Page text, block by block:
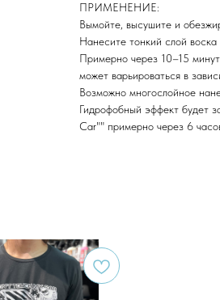
ПРИМЕНЕНИЕ:
Вымойте, высушите и
Нанесите тонкий слой
Примерно через 10–15
может варьироваться в
Возможно многослойное
Гидрофобный эффект будет
Car"" примерно через 6